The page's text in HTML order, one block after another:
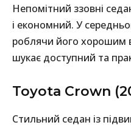
Непомітний ззовні
і економний. У
роблячи його хорошим
шукає доступний та
Toyota Crown
Стильний седан із